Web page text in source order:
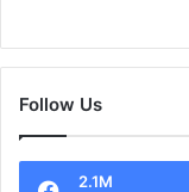
Follow Us
2.1M